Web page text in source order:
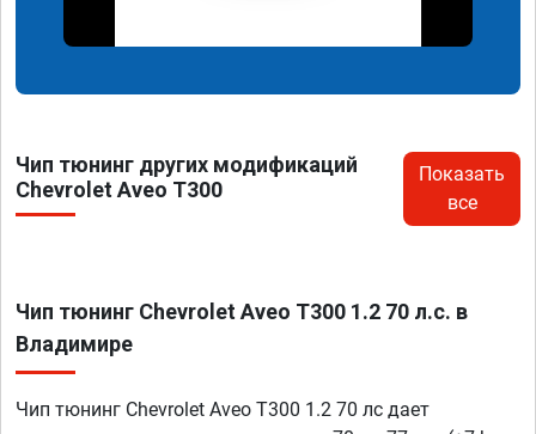
Чип тюнинг других модификаций
Chevrolet Aveo T300
Показать
все
Чип тюнинг Chevrolet Aveo T300 1.2 70 л.с. в
Владимире
Чип тюнинг Chevrolet Aveo T300 1.2 70 лс дает